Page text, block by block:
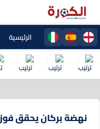
الرئيسية
نهضة بركان يحقق فوزا